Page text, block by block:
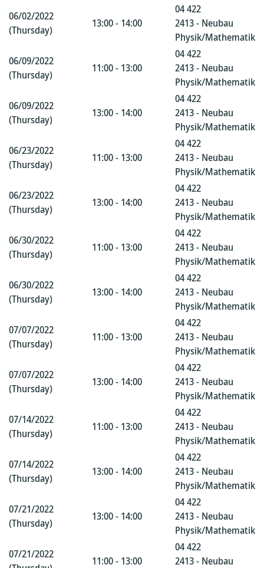
06/02/2022
(Thursday)
13:00 - 14:00
04 422
2413 - Neubau
Physik/Mathematik
06/09/2022
(Thursday)
11:00 - 13:00
04 422
2413 - Neubau
Physik/Mathematik
06/09/2022
(Thursday)
13:00 - 14:00
04 422
2413 - Neubau
Physik/Mathematik
06/23/2022
(Thursday)
11:00 - 13:00
04 422
2413 - Neubau
Physik/Mathematik
06/23/2022
(Thursday)
13:00 - 14:00
04 422
2413 - Neubau
Physik/Mathematik
06/30/2022
(Thursday)
11:00 - 13:00
04 422
2413 - Neubau
Physik/Mathematik
06/30/2022
(Thursday)
13:00 - 14:00
04 422
2413 - Neubau
Physik/Mathematik
07/07/2022
(Thursday)
11:00 - 13:00
04 422
2413 - Neubau
Physik/Mathematik
07/07/2022
(Thursday)
13:00 - 14:00
04 422
2413 - Neubau
Physik/Mathematik
07/14/2022
(Thursday)
11:00 - 13:00
04 422
2413 - Neubau
Physik/Mathematik
07/14/2022
(Thursday)
13:00 - 14:00
04 422
2413 - Neubau
Physik/Mathematik
07/21/2022
(Thursday)
13:00 - 14:00
04 422
2413 - Neubau
Physik/Mathematik
07/21/2022
11:00 - 13:00
04 422
2413 - Neubau